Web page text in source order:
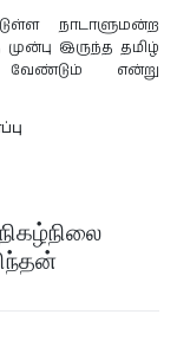
நாடாளுமன்ற
இருந்த தமிழ்
என்று